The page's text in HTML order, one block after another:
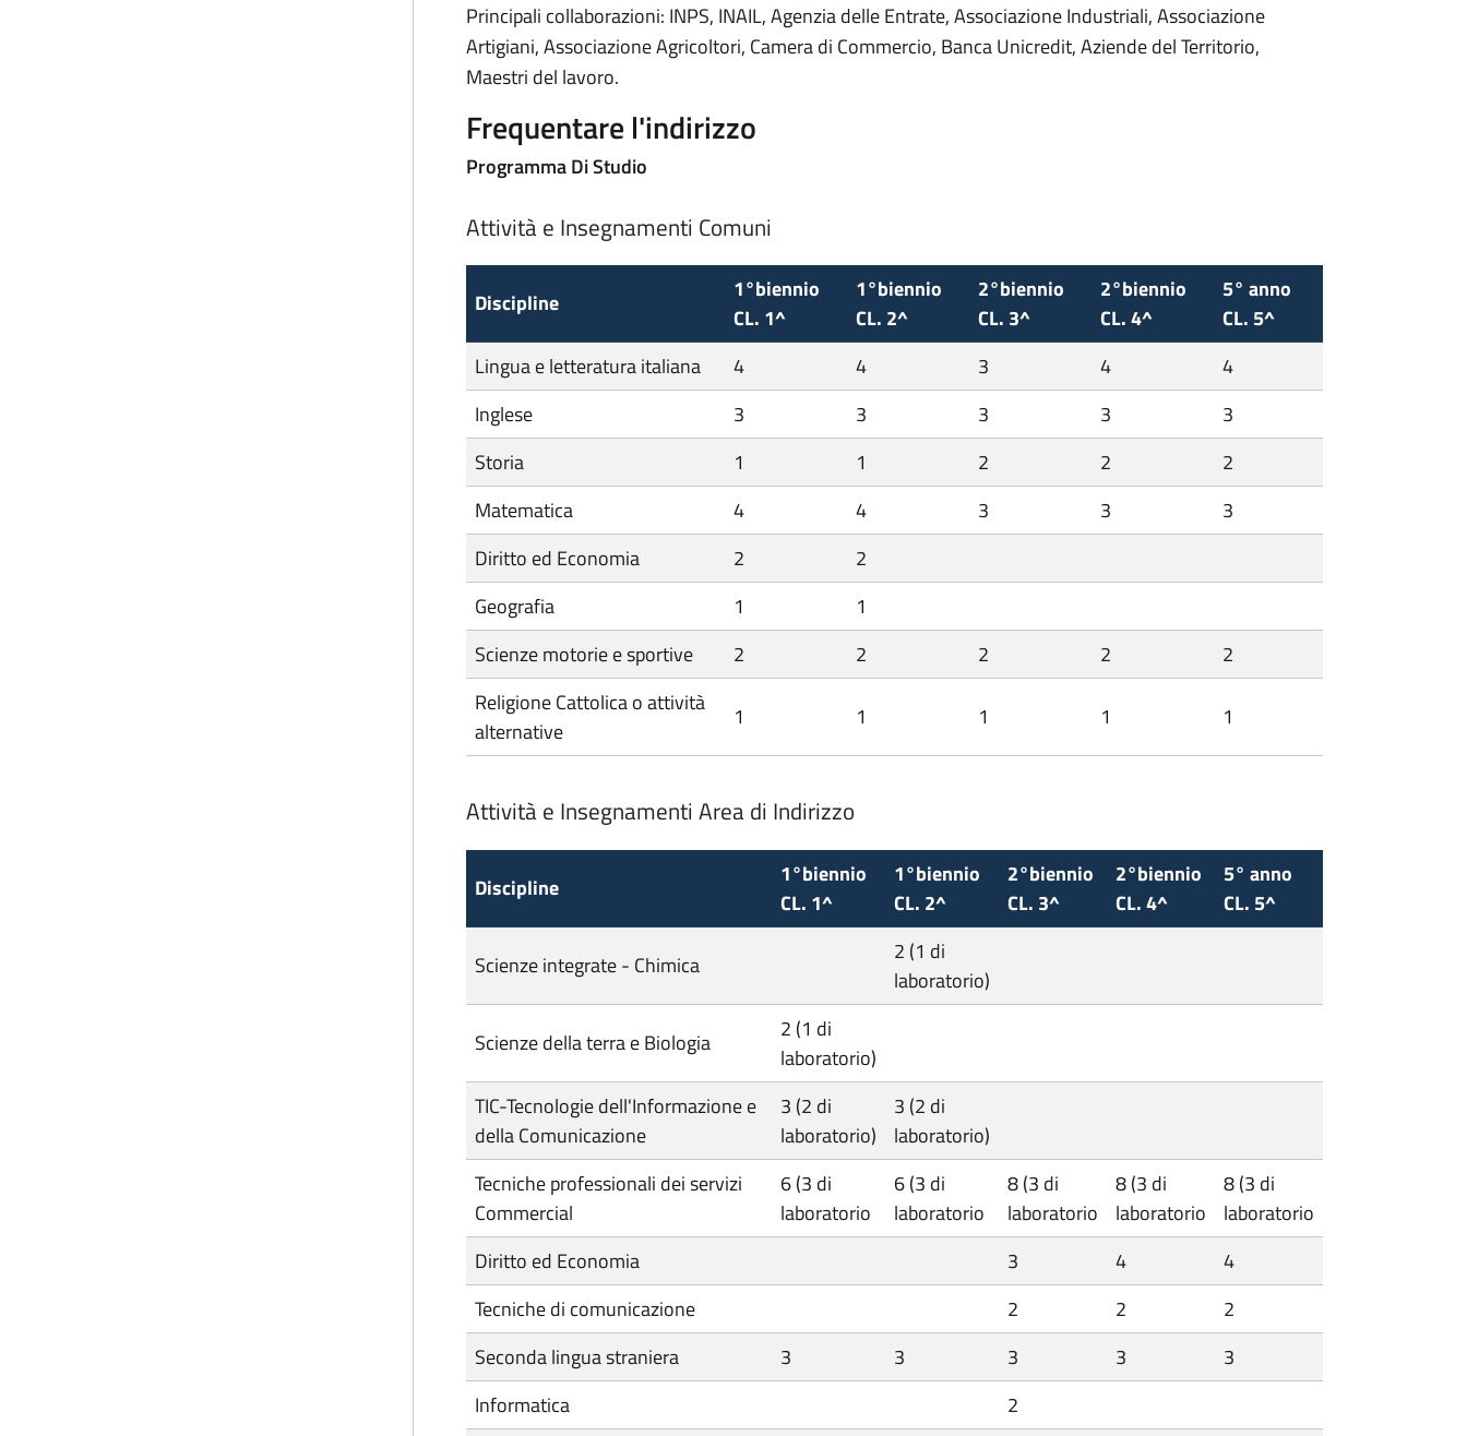
Principali collaborazioni: INPS, INAIL, Agenzia delle Entrate, Associazione Industriali, Associazione
Artigiani, Associazione Agricoltori, Camera di Commercio, Banca Unicredit, Aziende del Territorio,
Maestri del lavoro.
Frequentare l'indirizzo
Programma Di Studio
Attività e Insegnamenti Comuni
Discipline
1°biennio
CL. 1^
1°biennio
CL. 2^
2°biennio
CL. 3^
2°biennio
CL. 4^
5° anno
CL. 5^
Lingua e letteratura italiana
4 4 3 4
4
Inglese
3 3 3 3
3
Storia
1 1 2 2
2
Matematica
4 4 3 3
3
Diritto ed Economia
2
2
Geografia
1
1
Scienze motorie e sportive
2 2 2 2
2
Religione Cattolica o attività
alternative
1 1 1 1 1
Attività e Insegnamenti Area di Indirizzo
Discipline
1°biennio
CL. 1^
1°biennio
CL. 2^
2°biennio
CL. 3^
2°biennio
CL. 4^
5° anno
CL. 5^
Scienze integrate - Chimica
2 (1 di
laboratorio)
Scienze della terra e Biologia
2 (1 di
laboratorio)
TIC-Tecnologie dell'Informazione e
della Comunicazione
3 (2 di
laboratorio)
3 (2 di
laboratorio)
Tecniche professionali dei servizi
Commercial
6 (3 di
laboratorio
6 (3 di
laboratorio
8 (3 di
laboratorio
8 (3 di
laboratorio
8 (3 di
laboratorio
Diritto ed Economia
3 4
4
Tecniche di comunicazione
2 2
2
Seconda lingua straniera
3 3 3 3
3
Informatica
2